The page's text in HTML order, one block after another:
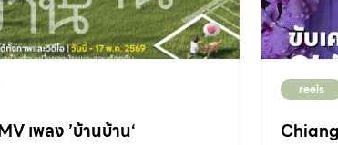
เพลง ’บ้านบ้าน‘
reels